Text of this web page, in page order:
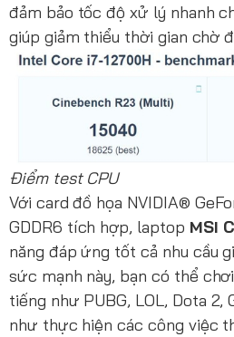
đảm bảo tốc độ xử lý nhanh
giúp giảm thiểu thời gian chờ
Điểm test CPU
Với card đồ họa NVIDIA®
GDDR6 tích hợp, laptop MSI
năng đáp ứng tốt cả nhu cầu
sức mạnh này, bạn có thể
tiếng như PUBG, LOL, Dota 2,
như thực hiện các công việc